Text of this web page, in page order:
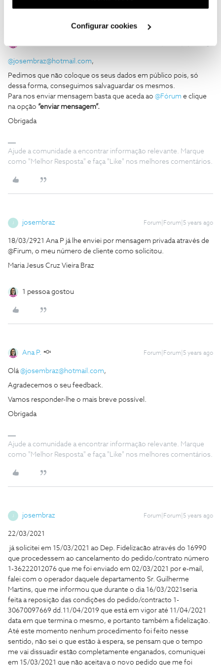
utilização dos cookies clicando em "Configurar
Configurar cookies
@josembraz@hotmail.com,
Pedimos que não coloque os seus dados em público pois, só
dessa forma, conseguimos salvaguardar os mesmos.
Para nos enviar mensagem basta que aceda ao @Fórum e clique
na opção “enviar mensagem”.
Obrigada
Ajude a comunidade a encontrar informação relevante. Marque
como "Melhor Resposta" e faça "Like" nos melhores comentários.
josembraz Forum|Forum|5 years ago
18/03/2921 Ana P já lhe enviei por mensagem privada através de
@Firum, o meu número de cliente como solicitou.
Maria Jesus Cruz Vieira Braz
1 pessoa gostou
Ana P. Forum|Forum|5 years ago
Olá@josembraz@hotmail.com,
Agradecemos o seu feedback.
Vamos responder-lhe o mais breve possível.
Obrigada
Ajude a comunidade a encontrar informação relevante. Marque
como "Melhor Resposta" e faça "Like" nos melhores comentários.
josembraz Forum|Forum|5 years ago
22/03/2021
já solicitei em 15/03/2021 ao Dep. Fidelizacão através do 16990
que procedessem ao cancelamento do pedido/contrato número
1-36222012076 que me foi enviado em 02/03/2021 por e-mail,
falei com o operador daquele departamento Sr. Guilherme
Martins, que me informou que durante o dia 16/03/2021seria
feita a reposição das condições do pedido/contracto 1-
30670097669 dd.11/04/2019 que está em vigor até 11/04/2021
data em que termina o mesmo, e portanto também a fidelização.
Até este momento nenhum procedimento foi feito nesse
sentido, não sei o que estão à espera, se pensam que o tempo
me vai dissuadir estão completamente enganados, comuniquei
em 15/03/2021 que não aceitava o novo pedido que me foi